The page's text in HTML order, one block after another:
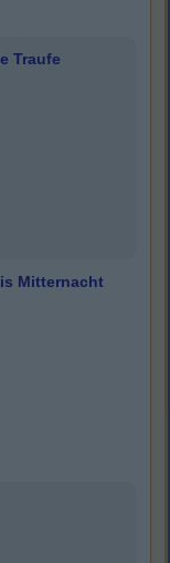
Traufe
Mitternacht